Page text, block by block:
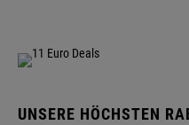
UNSERE HÖCHSTEN